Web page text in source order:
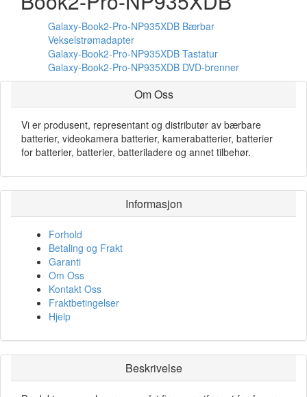
Galaxy-Book2-Pro-NP935XDB Bærbar
Vekselstrømadapter
Galaxy-Book2-Pro-NP935XDB Tastatur
Galaxy-Book2-Pro-NP935XDB DVD-brenner
Om Oss
Vi er produsent, representant og distributør av bærbare
batterier, videokamera batterier, kamerabatterier, batterier
for batterier, batterier, batteriladere og annet tilbehør.
Informasjon
Forhold
Betaling og Frakt
Garanti
Om Oss
Kontakt Oss
Fraktbetingelser
Hjelp
Beskrivelse